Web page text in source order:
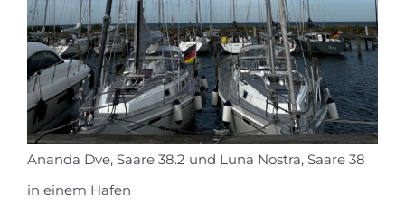
Ananda Dve, Saare 38.2 und Luna Nostra, Saare 38
in einem Hafen